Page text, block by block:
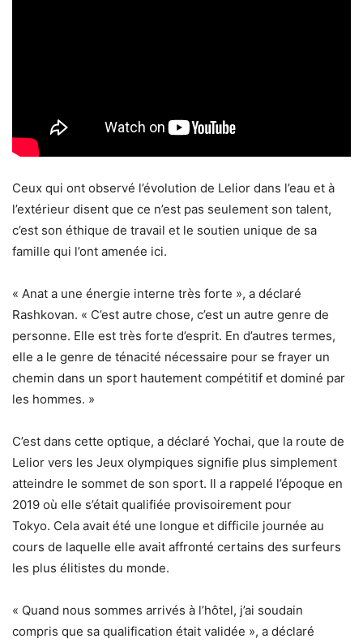
Ceux qui ont observé l’évolution de Lelior dans l’eau et à
l’extérieur disent que ce n’est pas seulement son talent,
c’est son éthique de travail et le soutien unique de sa
famille qui l’ont amenée ici.
« Anat a une énergie interne très forte », a déclaré
Rashkovan. « C’est autre chose, c’est un autre genre de
personne. Elle est très forte d’esprit. En d’autres termes,
elle a le genre de ténacité nécessaire pour se frayer un
chemin dans un sport hautement compétitif et dominé par
les hommes. »
C’est dans cette optique, a déclaré Yochai, que la route de
Lelior vers les Jeux olympiques signifie plus simplement
atteindre le sommet de son sport. Il a rappelé l’époque en
2019 où elle s’était qualifiée provisoirement pour
Tokyo. Cela avait été une longue et difficile journée au
cours de laquelle elle avait affronté certains des surfeurs
les plus élitistes du monde.
« Quand nous sommes arrivés à l’hôtel, j’ai soudain
compris que sa qualification était validée », a déclaré